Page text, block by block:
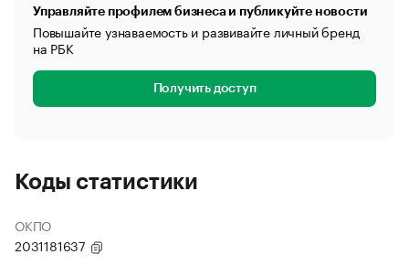
Управляйте профилем бизнеса и публикуйте новости
Повышайте узнаваемость и развивайте личный бренд
на РБК
Получить доступ
Коды статистики
ОКПО
2031181637